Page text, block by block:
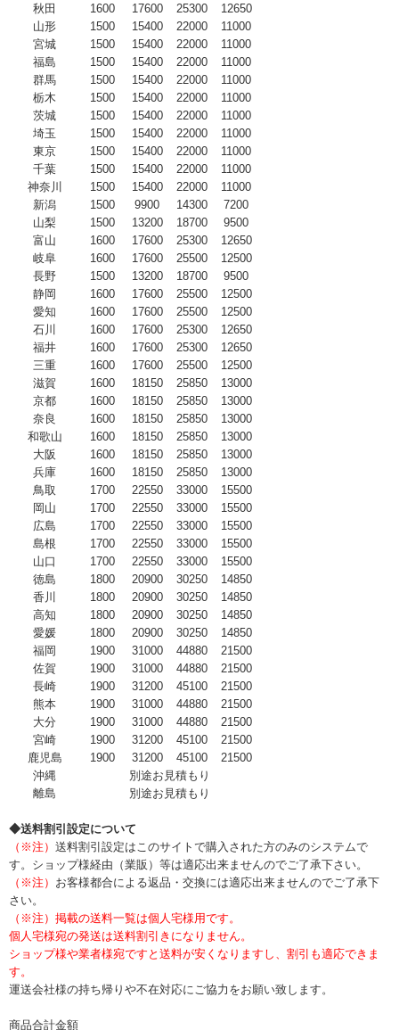
秋田
1600 17600 25300
12650
山形
1500 15400 22000
11000
宮城
1500 15400 22000
11000
福島
1500 15400 22000
11000
群馬
1500 15400 22000
11000
栃木
1500 15400 22000
11000
茨城
1500 15400 22000
11000
埼玉
1500 15400 22000
11000
東京
1500 15400 22000
11000
千葉
1500 15400 22000
11000
神奈川
1500 15400 22000
11000
新潟
1500 9900 14300
7200
山梨
1500 13200 18700
9500
富山
1600 17600 25300
12650
岐阜
1600 17600 25500
12500
長野
1500 13200 18700
9500
静岡
1600 17600 25500
12500
愛知
1600 17600 25500
12500
石川
1600 17600 25300
12650
福井
1600 17600 25300
12650
三重
1600 17600 25500
12500
滋賀
1600 18150 25850
13000
京都
1600 18150 25850
13000
奈良
1600 18150 25850
13000
和歌山
1600 18150 25850
13000
大阪
1600 18150 25850
13000
兵庫
1600 18150 25850
13000
鳥取
1700 22550 33000
15500
岡山
1700 22550 33000
15500
広島
1700 22550 33000
15500
島根
1700 22550 33000
15500
山口
1700 22550 33000
15500
徳島
1800 20900 30250
14850
香川
1800 20900 30250
14850
高知
1800 20900 30250
14850
愛媛
1800 20900 30250
14850
福岡
1900 31000 44880
21500
佐賀
1900 31000 44880
21500
長崎
1900 31200 45100
21500
熊本
1900 31000 44880
21500
大分
1900 31000 44880
21500
宮崎
1900 31200 45100
21500
鹿児島
1900 31200 45100
21500
沖縄
別途お見積もり
離島
別途お見積もり
◆送料割引設定について
（※注） 送料割引設定はこのサイトで購入された方のみのシステムで
す。ショップ様経由（業販）等は適応出来ませんのでご了承下さい。
（※注） お客様都合による返品・交換には適応出来ませんのでご了承下
さい。
（※注）掲載の送料一覧は個人宅様用です。
個人宅様宛の発送は送料割引きになりません。
ショップ様や業者様宛ですと送料が安くなりますし、割引も適応できま
す。
運送会社様の持ち帰りや不在対応にご協力をお願い致します。
商品合計金額